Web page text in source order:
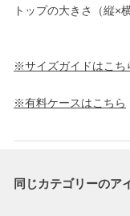
トップの大きさ（縦×
※サイズガイドはこち
※有料ケースはこちら
同じカテゴリーのア